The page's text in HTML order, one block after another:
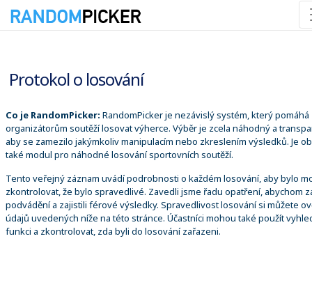
Protokol o losování
Co je RandomPicker: RandomPicker je nezávislý systém, který pomáhá
organizátorům soutěží losovat výherce. Výběr je zcela náhodný a
aby se zamezilo jakýmkoliv manipulacím nebo zkreslením výsledků. Je
také modul pro náhodné losování sportovních soutěží.
Tento veřejný záznam uvádí podrobnosti o každém losování, aby bylo
zkontrolovat, že bylo spravedlivé. Zavedli jsme řadu opatření, abychom
podvádění a zajistili férové výsledky. Spravedlivost losování si můžete
údajů uvedených níže na této stránce. Účastníci mohou také použít
funkci a zkontrolovat, zda byli do losování zařazeni.